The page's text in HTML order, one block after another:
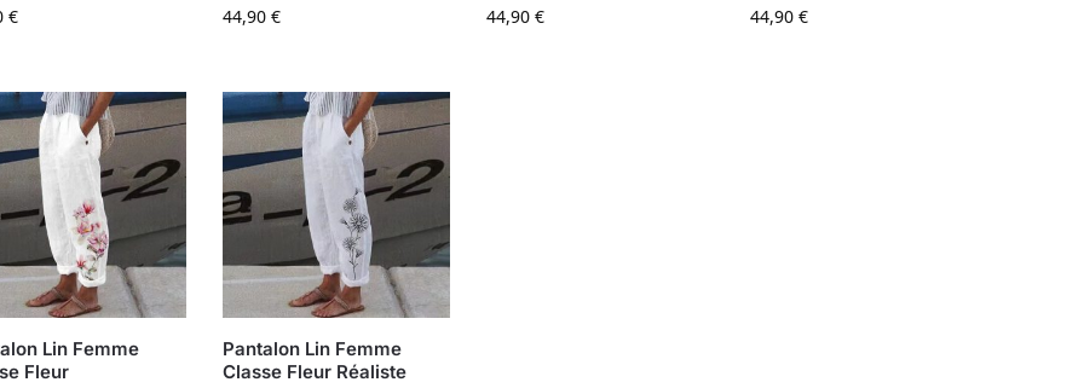
€
44,90€
44,90€
44,90€
Lin Femme
Fleur
Pantalon Lin Femme
Classe Fleur Réaliste